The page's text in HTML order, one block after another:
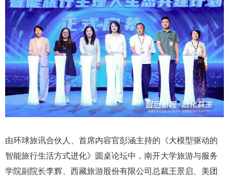
由环球旅讯合伙人、首席内容官彭涵主持的《大模型驱动的
智能旅行生活方式进化》圆桌论坛中，南开大学旅游与服务
学院副院长李辉、西藏旅游股份有限公司总裁王景启、美团